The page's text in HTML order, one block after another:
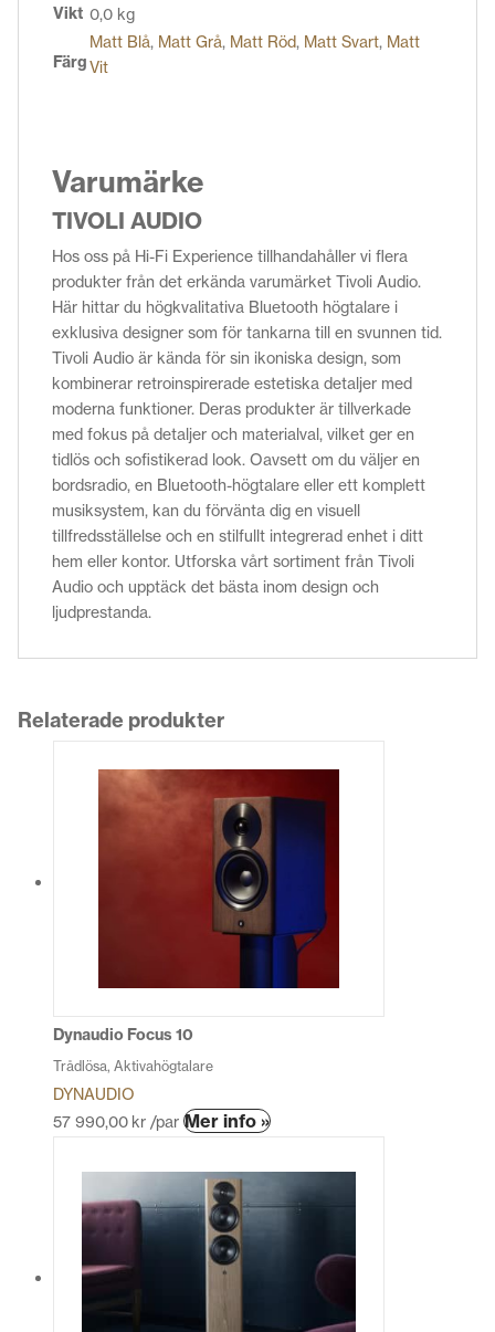
Vikt 0,0 kg
Färg
Matt Blå, Matt Grå, Matt Röd, Matt Svart, Matt
Vit
Varumärke
TIVOLI AUDIO
Hos oss på Hi-Fi Experience tillhandahåller vi flera
produkter från det erkända varumärket Tivoli Audio.
Här hittar du högkvalitativa Bluetooth högtalare i
exklusiva designer som för tankarna till en svunnen tid.
Tivoli Audio är kända för sin ikoniska design, som
kombinerar retroinspirerade estetiska detaljer med
moderna funktioner. Deras produkter är tillverkade
med fokus på detaljer och materialval, vilket ger en
tidlös och sofistikerad look. Oavsett om du väljer en
bordsradio, en Bluetooth-högtalare eller ett komplett
musiksystem, kan du förvänta dig en visuell
tillfredsställelse och en stilfullt integrerad enhet i ditt
hem eller kontor. Utforska vårt sortiment från Tivoli
Audio och upptäck det bästa inom design och
ljudprestanda.
Relaterade produkter
Dynaudio Focus 10
Trådlösa, Aktivahögtalare
DYNAUDIO
57 990,00 kr /par Mer info »Den
produkten
alternativen